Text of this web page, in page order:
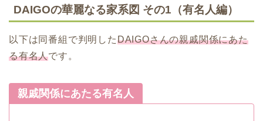
DAIGOの華麗なる家系図 その1（有名人編）
以下は同番組で判明したDAIGOさんの親戚関係にあた
る有名人です。
親戚関係にあたる有名人